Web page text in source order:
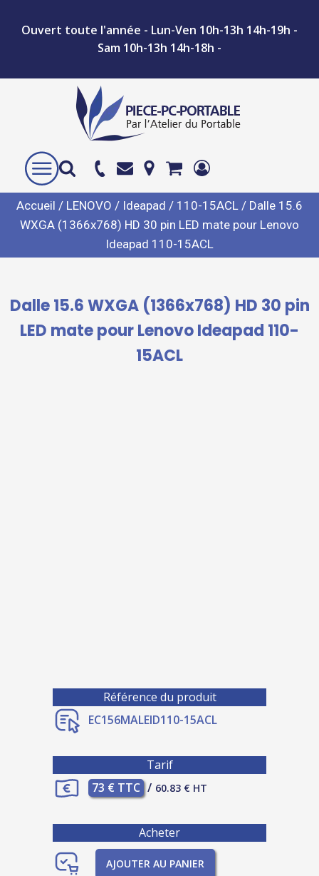
Ouvert toute l'année - Lun-Ven 10h-13h 14h-19h -
Sam 10h-13h 14h-18h -
Accueil / LENOVO / Ideapad / 110-15ACL / Dalle 15.6
WXGA (1366x768) HD 30 pin LED mate pour Lenovo
Ideapad 110-15ACL
Dalle 15.6 WXGA (1366x768) HD 30 pin
LED mate pour Lenovo Ideapad 110-
15ACL
Référence du produit
EC156MALEID110-15ACL
Tarif
73 € TTC / 60.83 € HT
Acheter
AJOUTER AU PANIER